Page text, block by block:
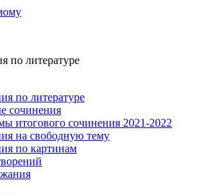
по литературе
по литературе
сочинения
итогового сочинения 2021-2022
на свободную тему
по картинам